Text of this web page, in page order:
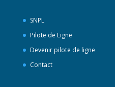
SNPL
Pilote de Ligne
Devenir pilote de ligne
Contact